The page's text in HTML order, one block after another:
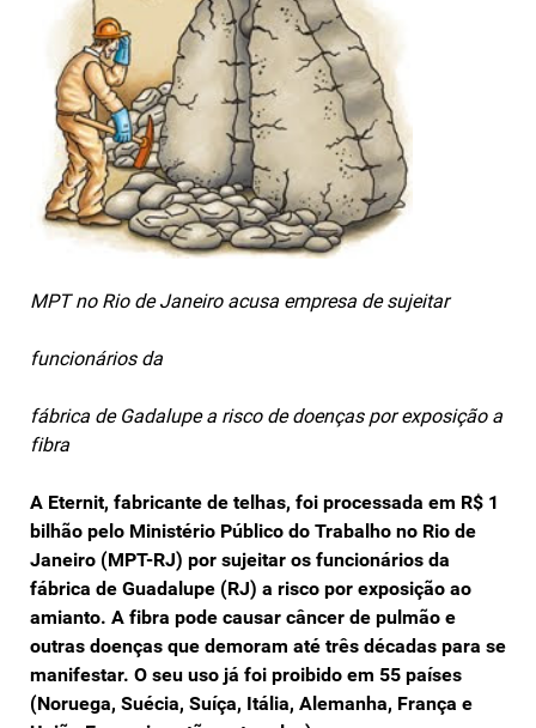
MPT no Rio de Janeiro acusa empresa de sujeitar
funcionários da
fábrica de Gadalupe a risco de doenças por exposição a
fibra
A Eternit, fabricante de telhas, foi processada em R$ 1
bilhão pelo Ministério Público do Trabalho no Rio de
Janeiro (MPT-RJ) por sujeitar os funcionários da
fábrica de Guadalupe (RJ) a risco por exposição ao
amianto. A fibra pode causar câncer de pulmão e
outras doenças que demoram até três décadas para se
manifestar. O seu uso já foi proibido em 55 países
(Noruega, Suécia, Suíça, Itália, Alemanha, França e